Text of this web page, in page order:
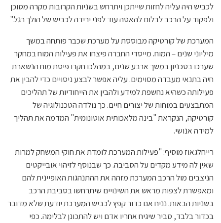
לכביש היה עליה לחזות שייתכן ויתרחש בשניות הקרובות מקרה מסוכן
ולפקוד על הרכב לבלום להאטה עוד לפני ירידה לכביש של הולך רגל."
המערכת של קורטיקה מבוססת על מערכת שכבר פותחה במשך
מיליוני שנים – המוח. מייסדי החברה פיצחו את פעילות המוח במחקר
שערכו בטכניון במשך ארבע שנים, במהלכו חקרו פיסת מוח הנשארת
חיה בתנאי מעבדה מסוימים. עליה אפשר לבצע ניסויים כדי להבין את
פעילותה כשהיא נחשפת למידע ולהבין את הייחודיות של תהליכים
המתבצעים במוחות של יצורים חיים. כך נולדה הטכנולוגיה של
קורטיקה, הנקראת "בינה מלאכותית אוטונומית" המדמה את תהליך
למידה אנושי.
רייחלגאוז מוסיף: "פעילות המערכת לומדת את חוקי המשחק למרות
שאין לה מידע מקדים על הסביבה. כך שבנוסף לזיהוי אובייקטים
הניצבים מול הרכב המערכת מזהה את ההתנהגות האופיינית להם
ומאפשרת לצפות מראש את השינויים שיתרחשו בסביבת הרכב
בשניות הבאות. נניח אם כדור קפץ לכביש המערכת יודעת שלא מדובר
בכדור בלבד, סביר שיגיח אחריו אדם ויש להתכונן לבלימה. כפי